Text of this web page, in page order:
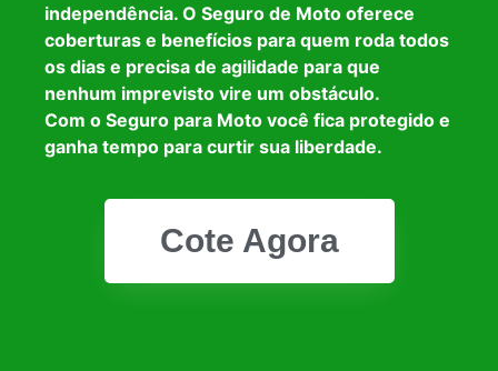
independência. O Seguro de Moto oferece
coberturas e benefícios para quem roda todos
os dias e precisa de agilidade para que
nenhum imprevisto vire um obstáculo.
Com o Seguro para Moto você fica protegido e
ganha tempo para curtir sua liberdade.
Cote Agora